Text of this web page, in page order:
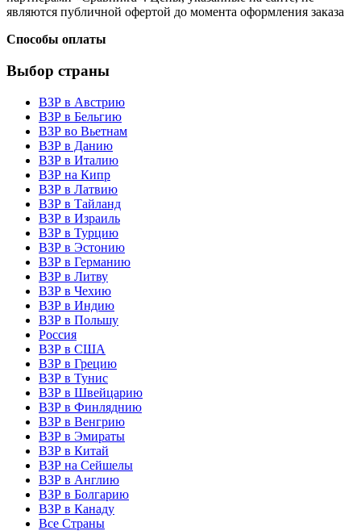
являются публичной офертой до момента оформления заказа
Способы оплаты
Выбор страны
ВЗР в Австрию
ВЗР в Бельгию
ВЗР во Вьетнам
ВЗР в Данию
ВЗР в Италию
ВЗР на Кипр
ВЗР в Латвию
ВЗР в Тайланд
ВЗР в Израиль
ВЗР в Турцию
ВЗР в Эстонию
ВЗР в Германию
ВЗР в Литву
ВЗР в Чехию
ВЗР в Индию
ВЗР в Польшу
Россия
ВЗР в США
ВЗР в Грецию
ВЗР в Тунис
ВЗР в Швейцарию
ВЗР в Финляднию
ВЗР в Венгрию
ВЗР в Эмираты
ВЗР в Китай
ВЗР на Сейшелы
ВЗР в Англию
ВЗР в Болгарию
ВЗР в Канаду
Все Страны